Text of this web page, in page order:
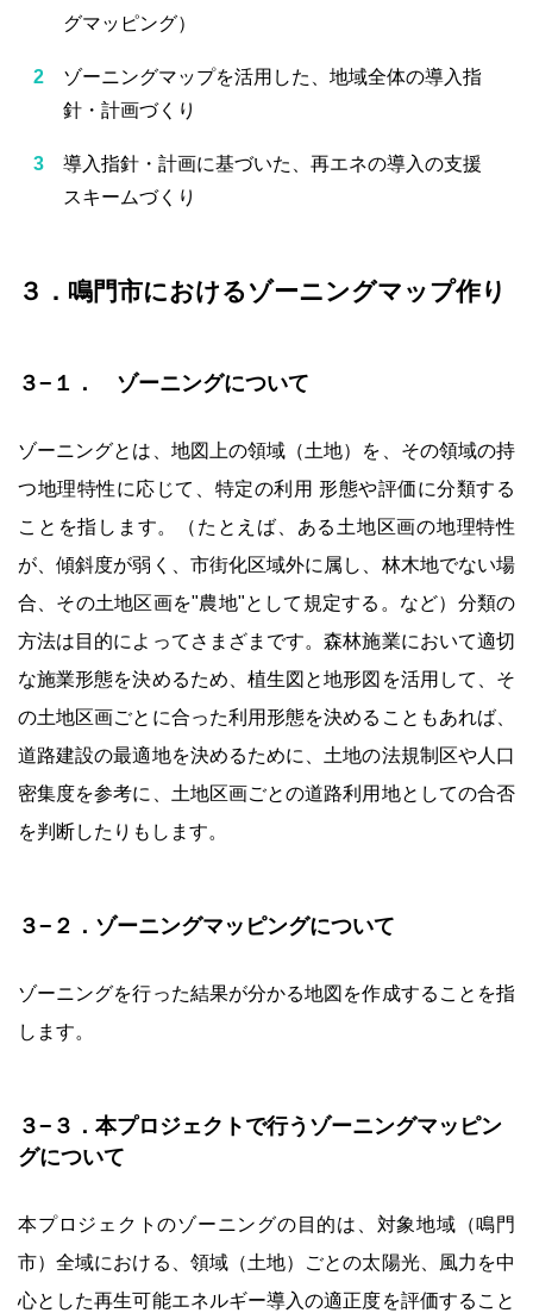
グマッピング）
ゾーニングマップを活用した、地域全体の導入指
針・計画づくり
導入指針・計画に基づいた、再エネの導入の支援
スキームづくり
３．鳴門市におけるゾーニングマップ作り
３−１． ゾーニングについて
ゾーニングとは、地図上の領域（土地）を、その領域の持
つ地理特性に応じて、特定の利用 形態や評価に分類する
ことを指します。（たとえば、ある土地区画の地理特性
が、傾斜度が弱く、市街化区域外に属し、林木地でない場
合、その土地区画を"農地"として規定する。など）分類の
方法は目的によってさまざまです。森林施業において適切
な施業形態を決めるため、植生図と地形図を活用して、そ
の土地区画ごとに合った利用形態を決めることもあれば、
道路建設の最適地を決めるために、土地の法規制区や人口
密集度を参考に、土地区画ごとの道路利用地としての合否
を判断したりもします。
３−２．ゾーニングマッピングについて
ゾーニングを行った結果が分かる地図を作成することを指
します。
３−３．本プロジェクトで行うゾーニングマッピン
グについて
本プロジェクトのゾーニングの目的は、対象地域（鳴門
市）全域における、領域（土地）ごとの太陽光、風力を中
心とした再生可能エネルギー導入の適正度を評価すること